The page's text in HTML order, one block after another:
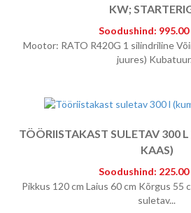
KW;
Soodushind: 995.00
Mootor: RATO R420G 1 silindriline
juures)
TÖÖRIISTAKAST SULETAV 300
KAAS)
Soodushind: 225.00
Pikkus 120 cm Laius 60 cm Kõrgus 55
suletav...